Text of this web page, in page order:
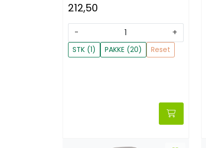
212,50
- +
STK (1) PAKKE (20) Reset